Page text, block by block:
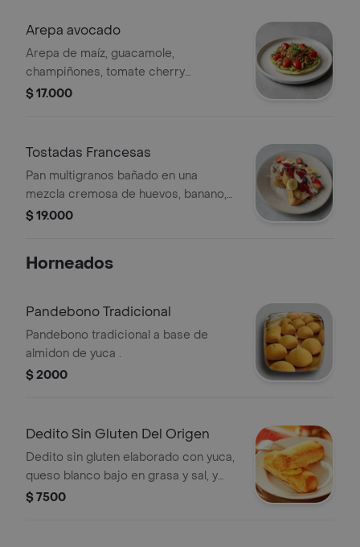
Arepa avocado
Arepa de maíz, guacamole,
champiñones, tomate cherry
salteados en reducción de balsámico,
$ 17.000
Tostadas Francesas
Pan multigranos bañado en una
mezcla cremosa de huevos, banano,
leche, canela y vainilla. Acompañado
arándanos y agave.
$ 19.000
Horneados
Pandebono Tradicional
Pandebono tradicional a base de
almidon de yuca .
$ 2000
Dedito Sin Gluten Del Origen
Dedito sin gluten elaborado con yuca,
queso blanco bajo en grasa y sal, y
semillas de chía. Perfecto para
$ 7500